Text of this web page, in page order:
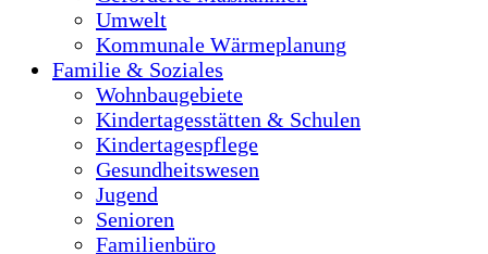
Umwelt
Kommunale Wärmeplanung
Familie & Soziales
Wohnbaugebiete
Kindertagesstätten & Schulen
Kindertagespflege
Gesundheitswesen
Jugend
Senioren
Familienbüro